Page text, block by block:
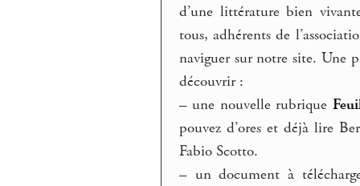
d’une littérature bien
tous, adhérents de
naviguer sur notre site. Une
découvrir :
– une nouvelle rubrique
pouvez d’ores et déjà lire
Fabio Scotto.
– un document à